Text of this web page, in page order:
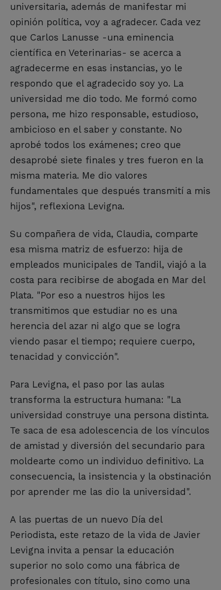
universitaria, además de manifestar mi
opinión política, voy a agradecer. Cada vez
que Carlos Lanusse -una eminencia
científica en Veterinarias- se acerca a
agradecerme en esas instancias, yo le
respondo que el agradecido soy yo. La
universidad me dio todo. Me formó como
persona, me hizo responsable, estudioso,
ambicioso en el saber y constante. No
aprobé todos los exámenes; creo que
desaprobé siete finales y tres fueron en la
misma materia. Me dio valores
fundamentales que después transmití a mis
hijos", reflexiona Levigna.
Su compañera de vida, Claudia, comparte
esa misma matriz de esfuerzo: hija de
empleados municipales de Tandil, viajó a la
costa para recibirse de abogada en Mar del
Plata. "Por eso a nuestros hijos les
transmitimos que estudiar no es una
herencia del azar ni algo que se logra
viendo pasar el tiempo; requiere cuerpo,
tenacidad y convicción".
Para Levigna, el paso por las aulas
transforma la estructura humana: "La
universidad construye una persona distinta.
Te saca de esa adolescencia de los vínculos
de amistad y diversión del secundario para
moldearte como un individuo definitivo. La
consecuencia, la insistencia y la obstinación
por aprender me las dio la universidad".
A las puertas de un nuevo Día del
Periodista, este retazo de la vida de Javier
Levigna invita a pensar la educación
superior no solo como una fábrica de
profesionales con título, sino como una